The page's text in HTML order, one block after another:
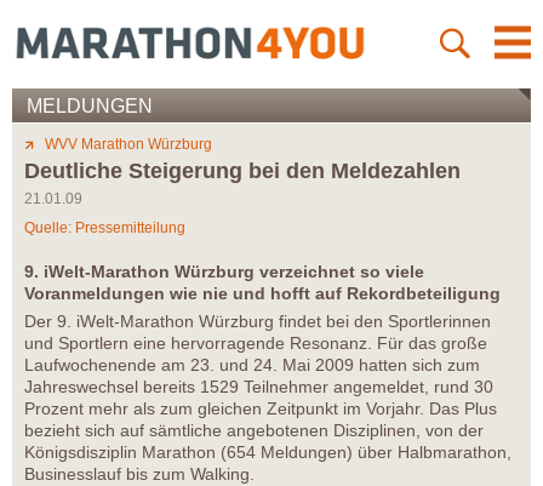
MELDUNGEN
WVV Marathon Würzburg
Deutliche Steigerung bei den Meldezahlen
21.01.09
Quelle: Pressemitteilung
9. iWelt-Marathon Würzburg verzeichnet so viele
Voranmeldungen wie nie und hofft auf Rekordbeteiligung
Der 9. iWelt-Marathon Würzburg findet bei den Sportlerinnen
und Sportlern eine hervorragende Resonanz. Für das große
Laufwochenende am 23. und 24. Mai 2009 hatten sich zum
Jahreswechsel bereits 1529 Teilnehmer angemeldet, rund 30
Prozent mehr als zum gleichen Zeitpunkt im Vorjahr. Das Plus
bezieht sich auf sämtliche angebotenen Disziplinen, von der
Königsdisziplin Marathon (654 Meldungen) über Halbmarathon,
Businesslauf bis zum Walking.